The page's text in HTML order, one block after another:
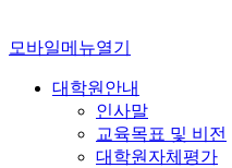
모바일메뉴열기
대학원안내
인사말
교육목표 및 비전
대학원자체평가